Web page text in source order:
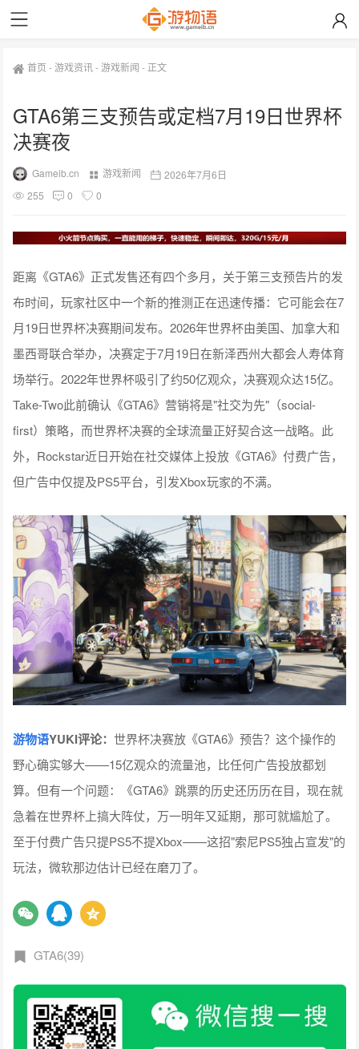
首页 -游戏资讯-游戏新闻 - 正文
GTA6第三支预告或定档7月19日世界杯
决赛夜
Gameib.cn 游戏新闻
2026年7月6日
255
0 0
距离《GTA6》正式发售还有四个多月，关于第三支预告片的发
布时间，玩家社区中一个新的推测正在迅速传播：它可能会在7
月19日世界杯决赛期间发布。2026年世界杯由美国、加拿大和
墨西哥联合举办，决赛定于7月19日在新泽西州大都会人寿体育
场举行。2022年世界杯吸引了约50亿观众，决赛观众达15亿。
Take-Two此前确认《GTA6》营销将是"社交为先"（social-
first）策略，而世界杯决赛的全球流量正好契合这一战略。此
外，Rockstar近日开始在社交媒体上投放《GTA6》付费广告，
但广告中仅提及PS5平台，引发Xbox玩家的不满。
游物语YUKI评论：世界杯决赛放《GTA6》预告？这个操作的
野心确实够大——15亿观众的流量池，比任何广告投放都划
算。但有一个问题：《GTA6》跳票的历史还历历在目，现在就
急着在世界杯上搞大阵仗，万一明年又延期，那可就尴尬了。
至于付费广告只提PS5不提Xbox——这招"索尼PS5独占宣发"的
玩法，微软那边估计已经在磨刀了。
GTA6(39)